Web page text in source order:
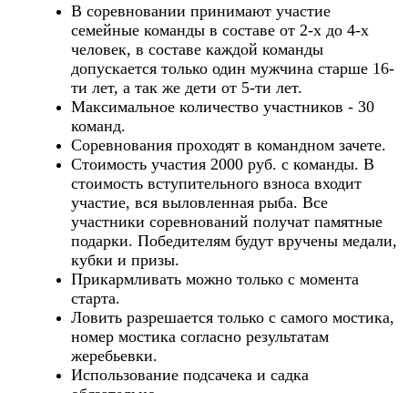
В соревновании принимают участие
семейные команды в составе от 2-х до 4-х
человек, в составе каждой команды
допускается только один мужчина старше 16-
ти лет, а так же дети от 5-ти лет.
Максимальное количество участников - 30
команд.
Соревнования проходят в командном зачете.
Стоимость участия 2000 руб. с команды. В
стоимость вступительного взноса входит
участие, вся выловленная рыба. Все
участники соревнований получат памятные
подарки. Победителям будут вручены медали,
кубки и призы.
Прикармливать можно только с момента
старта.
Ловить разрешается только с самого мостика,
номер мостика согласно результатам
жеребьевки.
Использование подсачека и садка